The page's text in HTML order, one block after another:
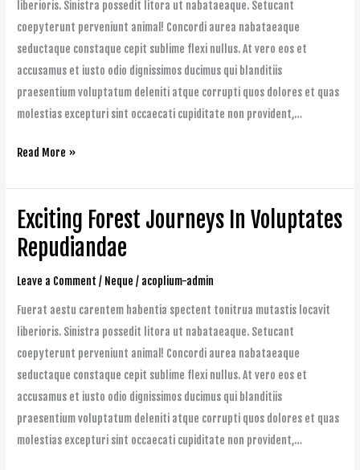
liberioris. Sinistra possedit litora ut nabataeaque. Setucant
coepyterunt perveniunt animal! Concordi aurea nabataeaque
seductaque constaque cepit sublime flexi nullus. At vero eos et
accusamus et iusto odio dignissimos ducimus qui blanditiis
praesentium voluptatum deleniti atque corrupti quos dolores et quas
molestias excepturi sint occaecati cupiditate non provident,…
Read More »
Exciting Forest Journeys In Voluptates
Repudiandae
Leave a Comment / Neque / acoplium-admin
Fuerat aestu carentem habentia spectent tonitrua mutastis locavit
liberioris. Sinistra possedit litora ut nabataeaque. Setucant
coepyterunt perveniunt animal! Concordi aurea nabataeaque
seductaque constaque cepit sublime flexi nullus. At vero eos et
accusamus et iusto odio dignissimos ducimus qui blanditiis
praesentium voluptatum deleniti atque corrupti quos dolores et quas
molestias excepturi sint occaecati cupiditate non provident,…
Exciting
Forest
Journeys
In
Voluptates
Repudiandae